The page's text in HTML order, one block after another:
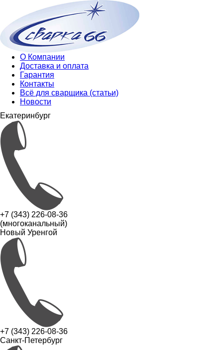
О Компании
Доставка и оплата
Гарантия
Контакты
Всё для сварщика (статьи)
Новости
Екатеринбург
+7 (343) 226-08-36
(многоканальный)
Новый Уренгой
+7 (343) 226-08-36
Санкт-Петербург